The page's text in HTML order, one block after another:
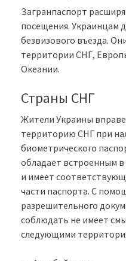
Загранпаспорт
посещения. Украинцам
безвизового въезда.
территории СНГ,
Океании.
Страны СНГ
Жители Украины
территорию СНГ при
биометрического
обладает встроенным
и имеет
части паспорта. С
разрешительного
соблюдать не имеет
следующими